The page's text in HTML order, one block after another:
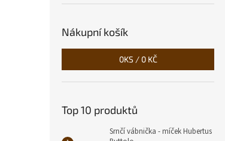
Nákupní košík
0KS / 0 KČ
Top 10 produktů
Srnčí vábnička - míček Hubertus